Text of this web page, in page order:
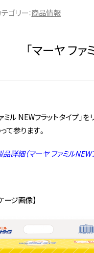
ゴリー：商品情報
「マーヤ フ
ミル NEWフラットタイプ
て参ります。
品詳細（マーヤ ファミルNEW
ージ画像】